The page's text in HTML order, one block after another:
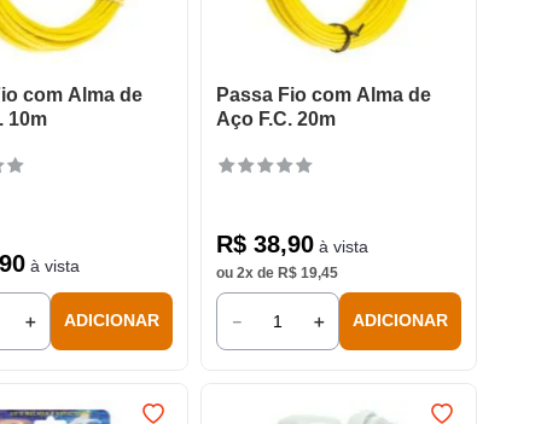
com Alma de
10m
à vista
＋ ADICIONAR
Passa Fio com Alma de
Aço F.C. 20m
R$ 38,90à vista
ou 2x de R$ 19,45
＋
－ ADICIONAR